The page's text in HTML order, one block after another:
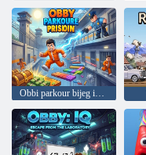
Obbi parkour bijeg iz zatvora